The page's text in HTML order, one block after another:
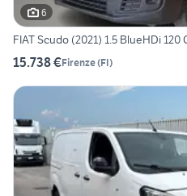
6
FIAT Scudo (2021) 1.5 BlueHDi 120
15.738 €Firenze(FI)